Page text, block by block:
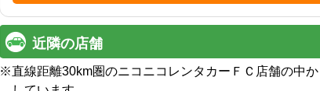
近隣の店舗
※直線距離30km圏のニコニコレンタカーＦＣ店舗の中